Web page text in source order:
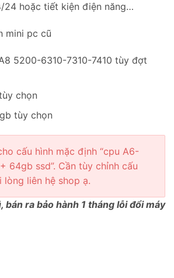
24 hoặc tiết kiện điện năng…
mini pc cũ
5200-6310-7310-7410 tùy đợt
chọn
tùy chọn
cấu hình mặc định “cpu A6-
64gb ssd”. Cần tùy chỉnh cấu
lòng liên hệ shop ạ.
bán ra bảo hành 1 tháng lỗi đổi máy